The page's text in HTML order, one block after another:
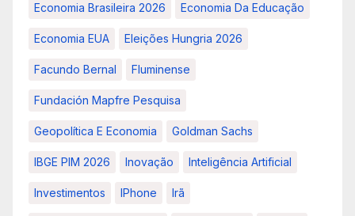
Economia Brasileira 2026 Economia Da Educação
Economia EUA Eleições Hungria 2026
Facundo Bernal Fluminense
Fundación Mapfre Pesquisa
Geopolítica E Economia Goldman Sachs
IBGE PIM 2026 Inovação Inteligência Artificial
Investimentos IPhone Irã